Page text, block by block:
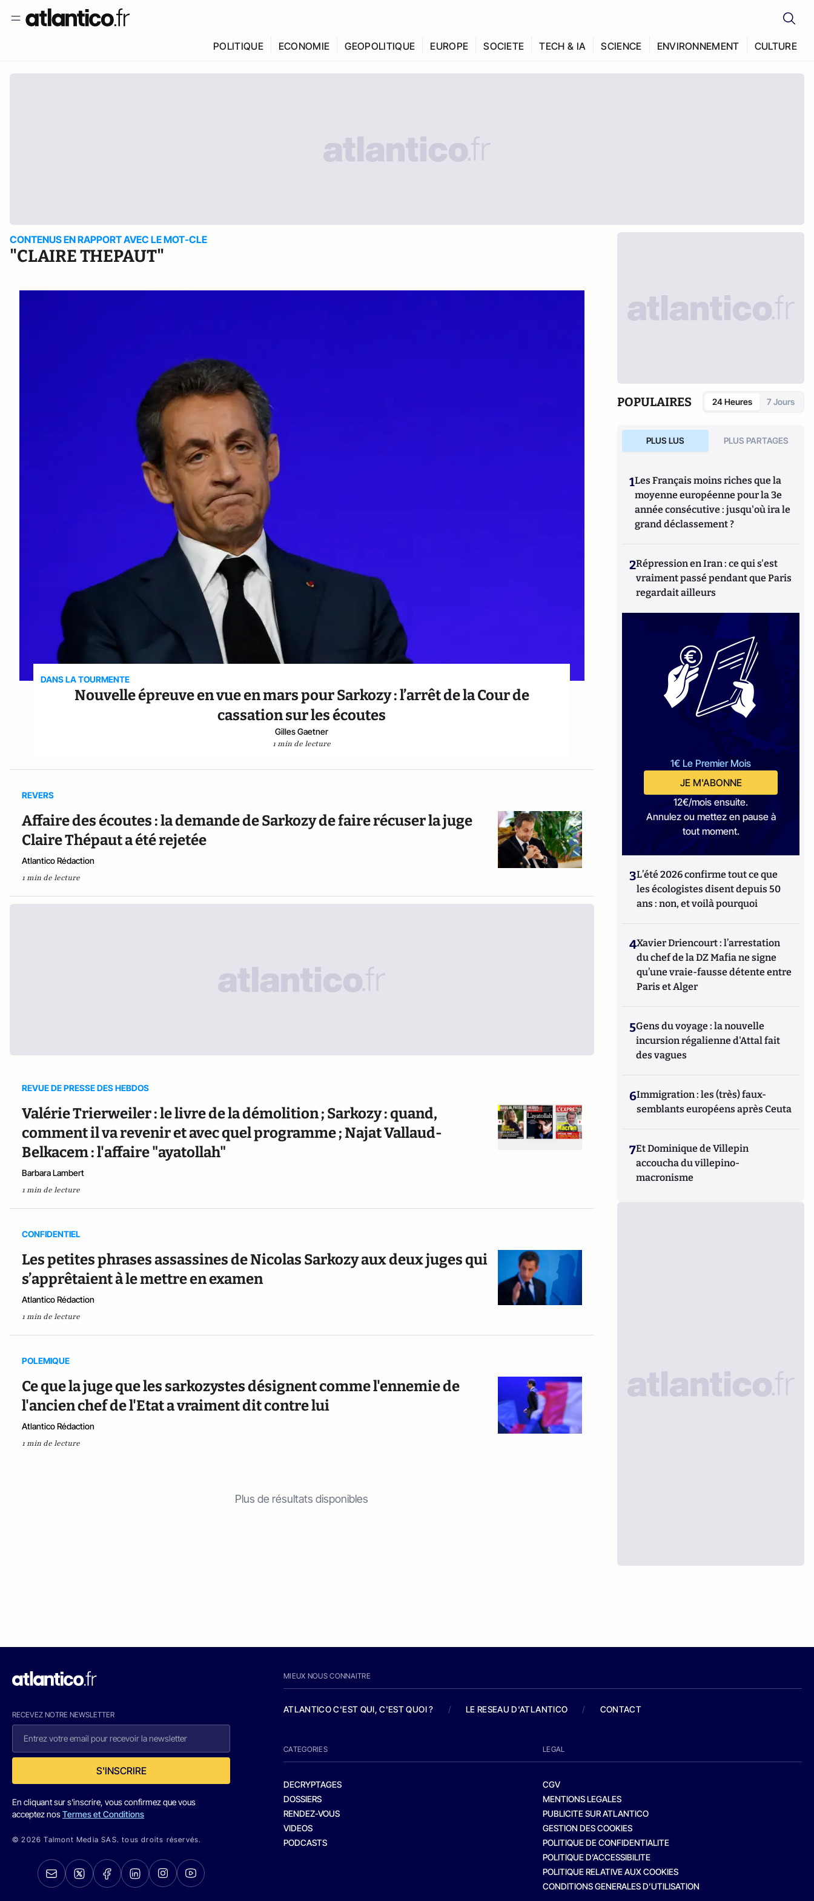
POLITIQUE ECONOMIE GEOPOLITIQUE EUROPE SOCIETE TECH & IA SCIENCE ENVIRONNEMENT CULTURE
CONTENUS EN RAPPORT AVEC LE MOT-CLE
"CLAIRE THEPAUT"
DANS LA TOURMENTE
Nouvelle épreuve en vue en mars pour Sarkozy : l’arrêt de la Cour de
cassation sur les écoutes
Gilles Gaetner
1 min de lecture
REVERS
Affaire des écoutes : la demande de Sarkozy de faire récuser la juge
Claire Thépaut a été rejetée
Atlantico Rédaction
1 min de lecture
REVUE DE PRESSE DES HEBDOS
Valérie Trierweiler : le livre de la démolition ; Sarkozy : quand,
comment il va revenir et avec quel programme ; Najat Vallaud-
Belkacem : l'affaire "ayatollah"
Barbara Lambert
1 min de lecture
CONFIDENTIEL
Les petites phrases assassines de Nicolas Sarkozy aux deux juges qui
s’apprêtaient à le mettre en examen
Atlantico Rédaction
1 min de lecture
POLEMIQUE
Ce que la juge que les sarkozystes désignent comme l'ennemie de
l'ancien chef de l'Etat a vraiment dit contre lui
Atlantico Rédaction
1 min de lecture
Plus de résultats disponibles
POPULAIRES 24 Heures 7 Jours
PLUS LUS PLUS PARTAGES
1Les Français moins riches que la
moyenne européenne pour la 3e
année consécutive : jusqu'où ira le
grand déclassement ?
2Répression en Iran : ce qui s'est
vraiment passé pendant que Paris
regardait ailleurs
1€ Le Premier Mois
JE M'ABONNE
12€/mois ensuite.
Annulez ou mettez en pause à
tout moment.
3L’été 2026 confirme tout ce que
les écologistes disent depuis 50
ans : non, et voilà pourquoi
4Xavier Driencourt : l’arrestation
du chef de la DZ Mafia ne signe
qu’une vraie-fausse détente entre
Paris et Alger
5Gens du voyage : la nouvelle
incursion régalienne d'Attal fait
des vagues
6Immigration : les (très) faux-
semblants européens après Ceuta
7Et Dominique de Villepin
accoucha du villepino-
macronisme
RECEVEZ NOTRE NEWSLETTER
S'INSCRIRE
En cliquant sur s'inscrire, vous confirmez que vous
acceptez nosTermes et Conditions
© 2026 Talmont Media SAS. tous droits réservés.
MIEUX NOUS CONNAITRE
ATLANTICO C'EST QUI, C'EST QUOI ? / LE RESEAU D'ATLANTICO / CONTACT
CATEGORIES
DECRYPTAGES
DOSSIERS
RENDEZ-VOUS
VIDEOS
PODCASTS
LEGAL
CGV
MENTIONS LEGALES
PUBLICITE SUR ATLANTICO
GESTION DES COOKIES
POLITIQUE DE CONFIDENTIALITE
POLITIQUE D’ACCESSIBILITE
POLITIQUE RELATIVE AUX COOKIES
CONDITIONS GENERALES D’UTILISATION